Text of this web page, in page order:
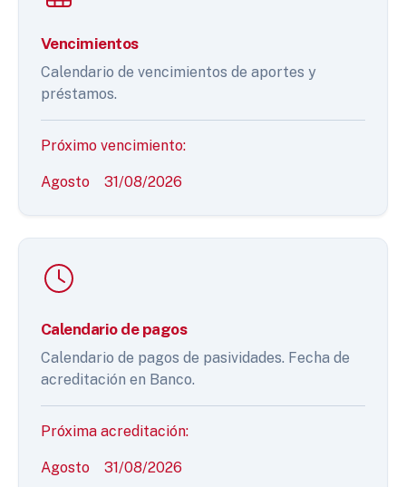
Vencimientos
Calendario de vencimientos de aportes y
préstamos.
Próximo vencimiento:
Agosto 31/08/2026
Calendario de pagos
Calendario de pagos de pasividades. Fecha de
acreditación en Banco.
Próxima acreditación:
Agosto 31/08/2026